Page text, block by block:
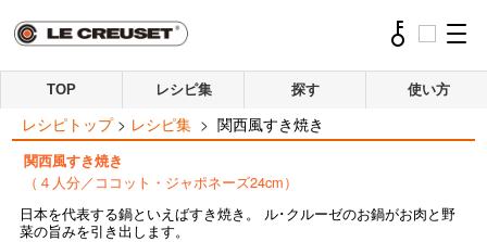
TOP レシピ集 探す 使い方
レシピトップ > レシピ集 > 関西風すき焼き
関西風すき焼き
（４人分／ココット・ジャポネーズ24cm）
日本を代表する鍋といえばすき焼き。 ル･クルーゼのお鍋がお肉と野
菜の旨みを引き出します。